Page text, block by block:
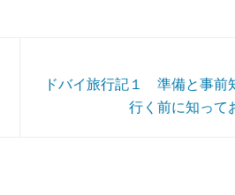
ドバイ旅行記１ 準備と事前
行く前に知って